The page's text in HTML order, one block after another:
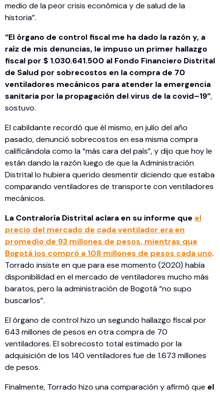
medio de la peor crisis económica y de salud de la
historia”.
“El órgano de control fiscal me ha dado la razón y, a
raíz de mis denuncias, le impuso un primer hallazgo
fiscal por $ 1.030.641.500 al Fondo Financiero Distrital
de Salud por sobrecostos en la compra de 70
ventiladores mecánicos para atender la emergencia
sanitaria por la propagación del virus de la covid–19”,
sostuvo.
El cabildante recordó que él mismo, en julio del año
pasado, denunció sobrecostos en esa misma compra
calificándola como la “más cara del país”, y dijo que hoy le
están dando la razón luego de que la Administración
Distrital lo hubiera querido desmentir diciendo que estaba
comparando ventiladores de transporte con ventiladores
mecánicos.
La Contraloría Distrital aclara en su informe que el
precio del mercado de cada ventilador era en
promedio de 93 millones de pesos, mientras que
Bogotá los compró a 108 millones de pesos cada uno.
Torrado insiste en que para ese momento (2020) había
disponibilidad en el mercado de ventiladores mucho más
baratos, pero la administración de Bogotá “no supo
buscarlos”.
El órgano de control hizo un segundo hallazgo fiscal por
643 millones de pesos en otra compra de 70
ventiladores. El sobrecosto total estimado por la
adquisición de los 140 ventiladores fue de 1.673 millones
de pesos.
Finalmente, Torrado hizo una comparación y afirmó que el